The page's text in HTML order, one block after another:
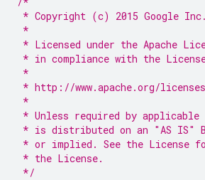
* Copyright (c) 2015 Google Inc.
*
* Licensed under the Apache
* in compliance with the
*
* http://www.apache.org/
*
* Unless required by
* is distributed on an "AS IS"
* or implied. See the License
* the License.
*/